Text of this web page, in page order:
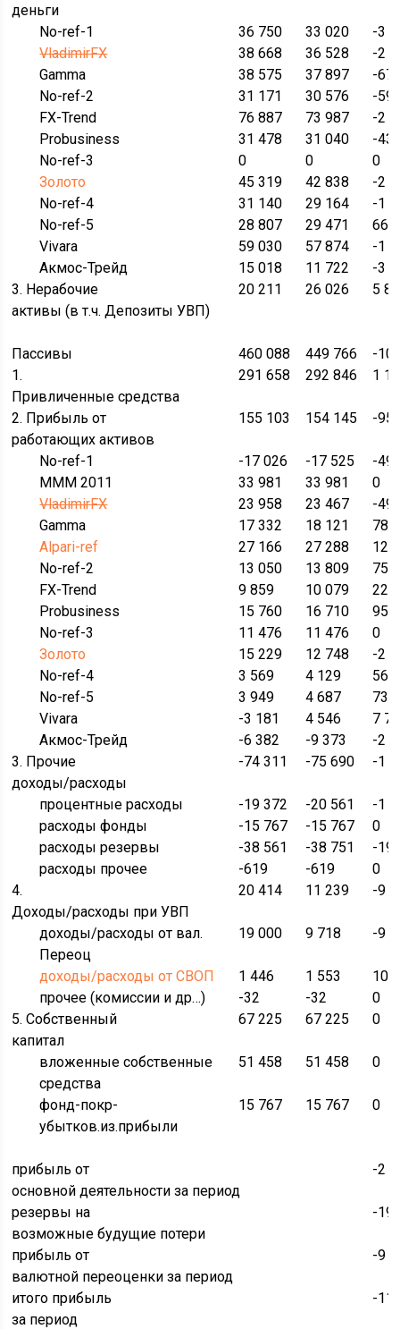
деньги
No-ref-1
36 750 33 020
-3
VladimirFX
38 668 36 528
-2
Gamma
38 575 37 897
-
No-ref-2
31 171 30 576
-
FX-Trend
76 887 73 987
-2
Probusiness
31 478 31 040
-
No-ref-3
0 0
0
Золото
45 319 42 838
-2
No-ref-4
31 140 29 164
-1
No-ref-5
28 807 29 471
664
Vivara
59 030 57 874
-1
Акмос-Трейд
15 018 11 722
-3
3. Нерабочие
активы (в т.ч. Депозиты УВП)
20 211 26 026 5
Пассивы 460 088 449 766
-10
1.
Привличенные средства
291 658 292 846 1
2. Прибыль от
работающих активов
155 103 154 145 -
No-ref-1 -17 026 -17 525
-
МММ 2011
33 981 33 981
0
VladimirFX
23 958 23 467
-
Gamma
17 332 18 121
789
Alpari-ref
27 166 27 288
122
No-ref-2
13 050 13 809
759
FX-Trend
9 859 10 079
221
Probusiness
15 760 16 710
950
No-ref-3
11 476 11 476
0
Золото
15 229 12 748
-2
No-ref-4
3 569 4 129
560
No-ref-5
3 949 4 687
738
Vivara
-3 181 4 546
7
Акмос-Трейд
-6 382 -9 373
-2
3. Прочие
доходы/расходы
-74 311 -75 690 -1
процентные расходы -19 372 -20 561
-1
расходы фонды
-15 767 -15 767
0
расходы резервы
-38 561 -38 751
-
расходы прочее
-619 -619
0
4.
Доходы/расходы при УВП
20 414 11 239 -9
доходы/расходы от вал.
Переоц
19 000 9 718 -9
доходы/расходы от СВОП 1 446 1 553
107
прочее (комиссии и др…)
-32 -32
0
5. Собственный
капитал
67 225 67 225 0
вложенные собственные
средства
51 458 51 458 0
фонд-покр-
убытков.из.прибыли
15 767 15 767 0
прибыль от
основной деятельности за период
-2
резервы на
возможные будущие потери
-
прибыль от
валютной переоценки за период
-9
итого прибыль
за период
-11